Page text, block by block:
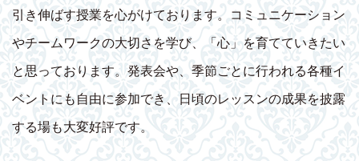
引き伸ばす授業を心がけております。コミュニケーション
やチームワークの大切さを学び、「心」を育てていきたい
と思っております。発表会や、季節ごとに行われる各種イ
ベントにも自由に参加でき、日頃のレッスンの成果を披露
する場も大変好評です。